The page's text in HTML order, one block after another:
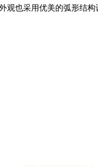
也采用优美的弧形结